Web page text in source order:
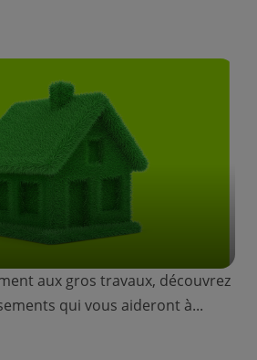
aux gros travaux, découvrez
qui vous aideront à...